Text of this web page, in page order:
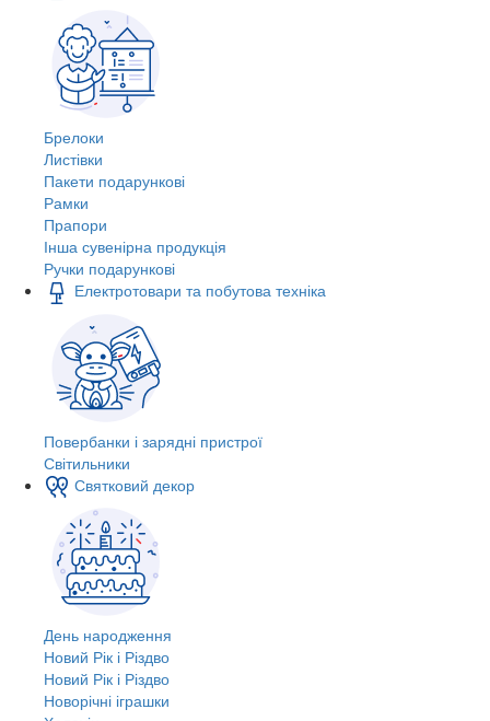
Брелоки
Листівки
Пакети подарункові
Рамки
Прапори
Інша сувенірна продукція
Ручки подарункові
Електротовари та побутова техніка
Повербанки і зарядні пристрої
Світильники
Святковий декор
День народження
Новий Рік і Різдво
Новий Рік і Різдво
Новорічні іграшки